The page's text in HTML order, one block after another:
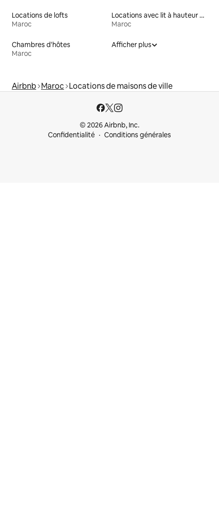
Locations de lofts
Maroc
Locations avec lit à hauteur adaptée
Maroc
Chambres d'hôtes
Maroc
Afficher plus
Airbnb Maroc Locations de maisons de ville
© 2026 Airbnb, Inc.
Confidentialité
Conditions générales